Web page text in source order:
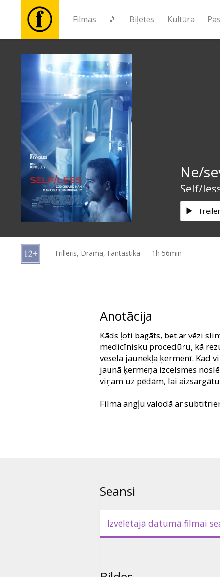
Filmas 🎵 Biļetes Kultūra
Filmas
Biļetes
Kultūra
Pasākumi
Ziņas
kartes
Ne/
Self/
Trilleris, Drāma, Fantastika 1h 56min
Anotācija
Kāds ļoti bagāts, bet ar vēzi
medicīnisku procedūru, kā
vesela jaunekļa ķermenī. Kad
jaunā ķermeņa izcelsmes
viņam uz pēdām, lai
Filma angļu valodā ar
Seansi
Izvēlētajā datumā filmai